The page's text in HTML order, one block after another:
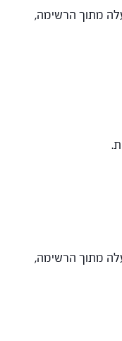
מתוך הרשימה,
מתוך הרשימה,